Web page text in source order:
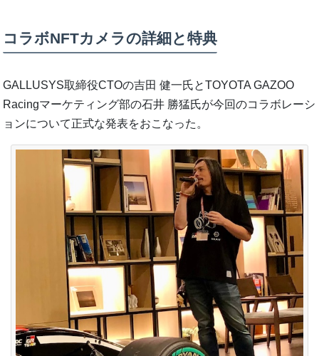
コラボNFTカメラの詳細と特典
GALLUSYS取締役CTOの吉田 健一氏とTOYOTA GAZOO
Racingマーケティング部の石井 勝猛氏が今回のコラボレーシ
ョンについて正式な発表をおこなった。